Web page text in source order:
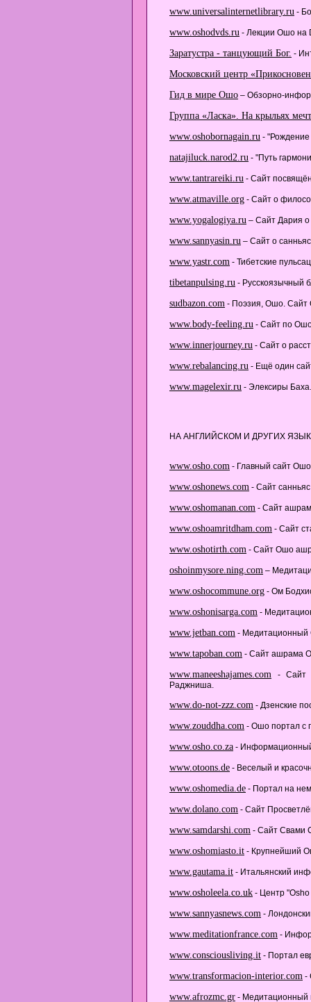
www.universalinternetlibrary.ru -
www.oshodvds.ru - Лекции Ошо на
Заратустра - танцующий Бог. -
Московский центр
Гид в мире Ошо – Обзорно-
Группа «Ласка». На крыльях
www.oshobornagain.ru -
natajiluck.narod2.ru - "Путь
www.tantrareiki.ru - Cайт
www.atmaville.org - Cайт о
www.yogalogiya.ru – Cайт Дария
www.sannyasin.ru – Cайт о
www.yastr.com - Тибетские
tibetanpulsing.ru - Русскоязычный
sudbazon.com - Поэзия, Ошо. Сайт
www.body-feeling.ru - Cайт по
www.innerjourney.ru - Сайт о
www.rebalancing.ru - Ещё один
www.magelexir.ru - Элексиры Баха.
НА АНГЛИЙСКОМ И ДРУГИХ
www.osho.com - Главный сайт Ошо
www.oshonews.com - Сайт
www.oshomanan.com - Сайт
www.oshoamritdham.com - Сайт
www.oshotirth.com - Cайт Ошо
oshoinmysore.ning.com –
www.oshocommune.org - Ом
www.oshonisarga.com -
www.jetban.com - Медитационный
www.tapoban.com - Сайт ашрама
www.maneeshajames.com - Сайт
Раджниша.
www.do-not-zzz.com - Дзенские
www.zouddha.com - Ошо портал с
www.osho.co.za -
www.otoons.de - Веселый и
www.oshomedia.de - Портал на
www.dolano.com - Сайт
www.samdarshi.com - Сайт Свами
www.oshomiasto.it - Крупнейший
www.gautama.it - Итальянский
www.osholeela.co.uk - Центр
www.sannyasnews.com -
www.meditationfrance.com -
www.consciousliving.it - Портал
www.transformacion-interior.com -
www.afrozmc.gr - Медитационный